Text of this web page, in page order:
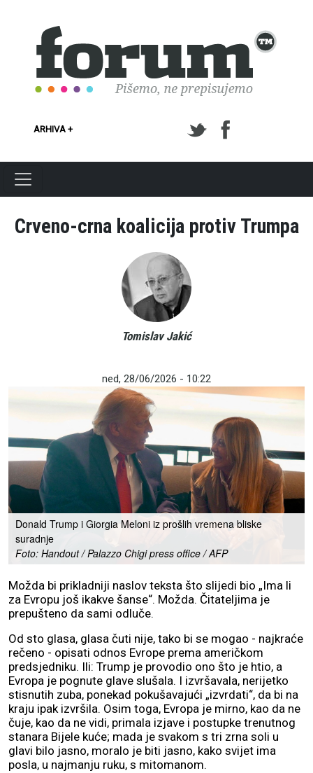
ARHIVA +
Crveno-crna koalicija protiv Trumpa
Tomislav Jakić
ned, 28/06/2026 - 10:22
Donald Trump i Giorgia Meloni iz prošlih vremena bliske
suradnje
Foto: Handout / Palazzo Chigi press office / AFP
Možda bi prikladniji naslov teksta što slijedi bio „Ima li
za Evropu još ikakve šanse“. Možda. Čitateljima je
prepušteno da sami odluče.
Od sto glasa, glasa čuti nije, tako bi se mogao - najkraće
rečeno - opisati odnos Evrope prema američkom
predsjedniku. Ili: Trump je provodio ono što je htio, a
Evropa je pognute glave slušala. I izvršavala, nerijetko
stisnutih zuba, ponekad pokušavajući „izvrdati“, da bi na
kraju ipak izvršila. Osim toga, Evropa je mirno, kao da ne
čuje, kao da ne vidi, primala izjave i postupke trenutnog
stanara Bijele kuće; mada je svakom s tri zrna soli u
glavi bilo jasno, moralo je biti jasno, kako svijet ima
posla, u najmanju ruku, s mitomanom.